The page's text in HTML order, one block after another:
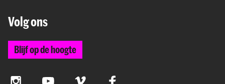
Volg ons
Blijf op de hoogte
InstagramYouTube Vimeo Facebook